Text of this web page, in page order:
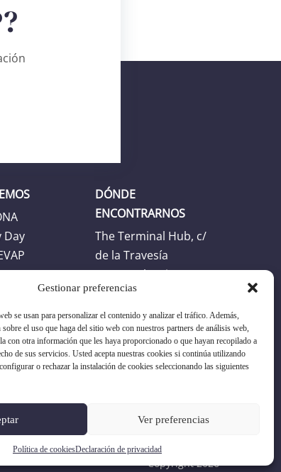
Gestionar preferencias
se usan para personalizar el contenido y analizar el tráfico. Además,
el uso que haga del sitio web con nuestros partners de análisis web,
con otra información que les haya proporcionado o que hayan recopilado a
de sus servicios. Usted acepta nuestras cookies si continúa utilizando
o rechazar la instalación de cookies seleccionando las siguientes
Ver preferencias
Política de cookiesDeclaración de privacidad
Day
DÓNDE
ENCONTRARNOS
The Terminal Hub, c/
de la Travesía
46024 Valencia
Horario oficina: L-J:
8:30h -17:30h. V: 8:30h
- 16:30h
asociacion@evap.es
Copyright 2026